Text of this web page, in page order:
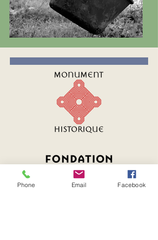
Phone Email Facebook